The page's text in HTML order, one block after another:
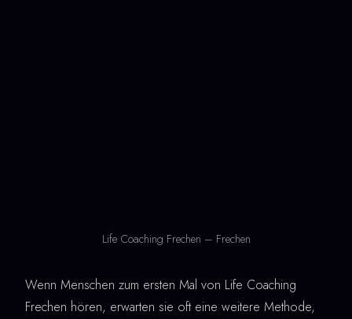
Life Coaching Frechen – Frechen
Wenn Menschen zum ersten Mal von Life Coaching
Frechen hören, erwarten sie oft eine weitere Methode,